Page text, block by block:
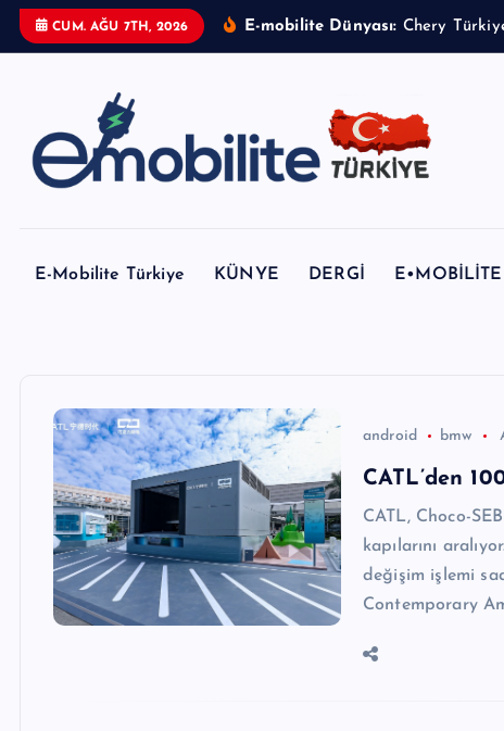
CUM. AĞU 7TH, 2026 E-mobilite Dünyası:
E-Mobilite Türkiye KÜNYE DERGİ
android bmw
CATL’den
CATL, Choco-
kapılarını
değişim işlemi
Contemporary